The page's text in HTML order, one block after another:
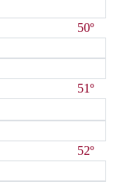
50º
51º
52º